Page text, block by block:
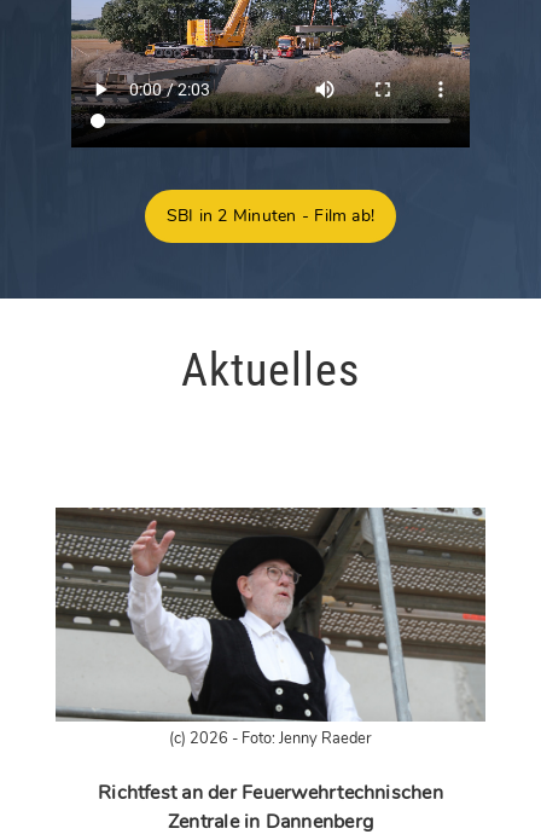
SBI in 2 Minuten - Film ab!
Aktuelles
(c) 2026 - Foto: Jenny Raeder
Richtfest an der Feuerwehrtechnischen
Zentrale in Dannenberg